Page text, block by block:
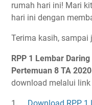
rumah hari ini! Mari
hari ini dengan
Terima kasih, sampai
RPP 1 Lembar
Pertemuan 8 TA
download melalui link